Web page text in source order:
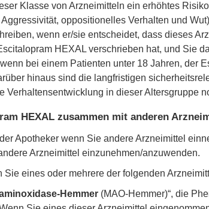
Klasse von Arzneimitteln ein erhöhtes
oppositionelles Verhalten und
wenn er/sie entscheidet, dass dieses
HEXAL verschrieben hat, und Sie
bei einem Patienten unter 18 Jahren,
hinaus sind die langfristigen
Verhaltensentwicklung in dieser Altersgruppe
HEXAL zusammen mit anderen
Apotheker wenn Sie andere Arzneimittel
Arzneimittel einzunehmen/anzuwenden.
Sie eines oder mehrere der folgenden
Hemmer (MAO-Hemmer)“, die